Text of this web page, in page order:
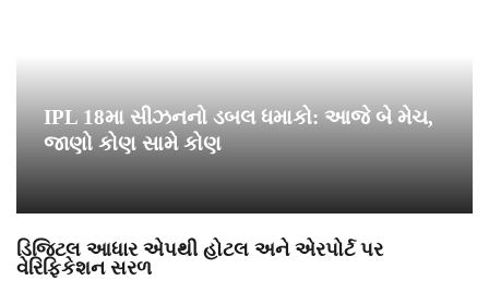
IPL 18મા સીઝનનો ડબલ ધમાકો: આજે બે મેચ,
જાણો કોણ સામે કોણ
ડિજિટલ આધાર એપથી હોટલ અને એરપોર્ટ પર
વેરિફિકેશન સરળ